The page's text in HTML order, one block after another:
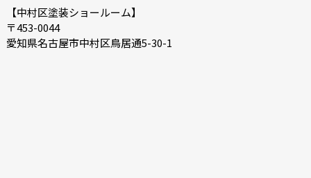
【中村区塗装ショールーム】
〒453-0044
愛知県名古屋市中村区鳥居通5-30-1